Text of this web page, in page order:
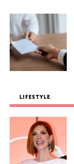
LIFESTYLE